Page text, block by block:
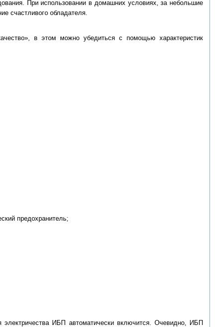
При использовании в домашних условиях, за небольшие
счастливого обладателя.
в этом можно убедиться с помощью характеристик
предохранитель;
ИБП автоматически включится. Очевидно, ИБП